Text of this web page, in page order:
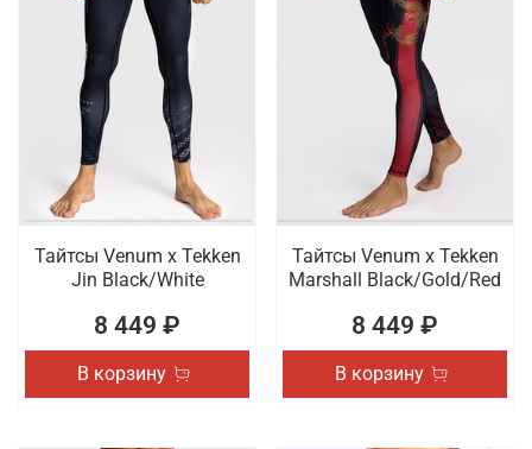
Тайтсы Venum x Tekken
Jin Black/White
8 449 ₽
В корзину
Тайтсы Venum x Tekken
Marshall Black/Gold/Red
8 449 ₽
В корзину